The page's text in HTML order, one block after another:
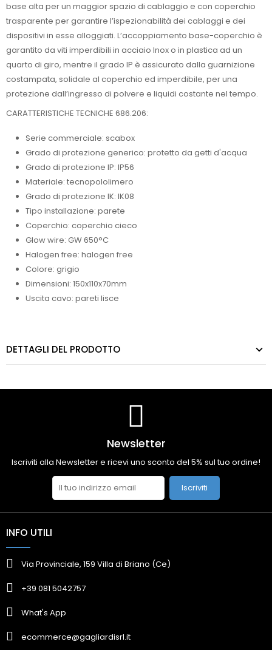
base alta per un maggior spazio di cablaggio e con coperchio
trasparente per garantire l’ispezionabilità dei cablaggi e dei
dispositivi in esse alloggiati. L’accoppiamento base-coperchio è
garantito da viti imperdibili in acciaio Inox o in plastica ad un
quarto di giro, mentre il grado IP è assicurato dalla guarnizione
costampata, solidale al coperchio ed imperdibile, per una
protezione dall’ingresso di polvere e liquidi costante nel tempo.
CARATTERISTICHE TECNICHE 686.206:
Serie commerciale: scabox
Grado di protezione generico: protetto da getti d'acqua
Grado di protezione IP: IP56
Materiale: tecnopololimero
Grado di protezione IK: IK08
Tipo installazione: parete
Coperchio: coperchio cieco
Glow wire: GW 650°C
Halogen free: halogen free
Colore: grigio
Dimensioni: 150x110x70mm
Uscita cavo: pareti lisce
DETTAGLI DEL PRODOTTO
Newsletter
Iscriviti alla Newsletter e ricevi uno sconto del 5% sul tuo ordine!
Iscriviti
INFO UTILI
Via Provinciale, 159 Villa di Briano (Ce)
+39 081 5042757
What's App
ecommerce@gagliardisrl.it